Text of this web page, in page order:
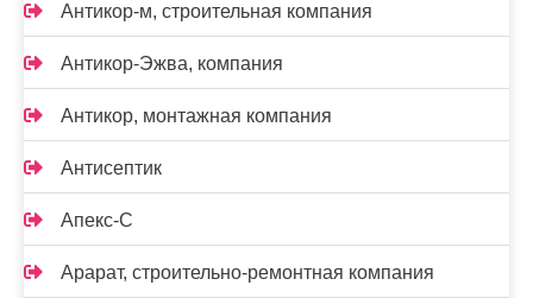
Антикор-м, строительная компания
Антикор-Эжва, компания
Антикор, монтажная компания
Антисептик
Апекс-С
Арарат, строительно-ремонтная компания